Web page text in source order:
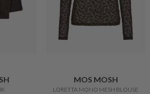
MOS MOSH
LORETTA MONO MESH BLOUSE